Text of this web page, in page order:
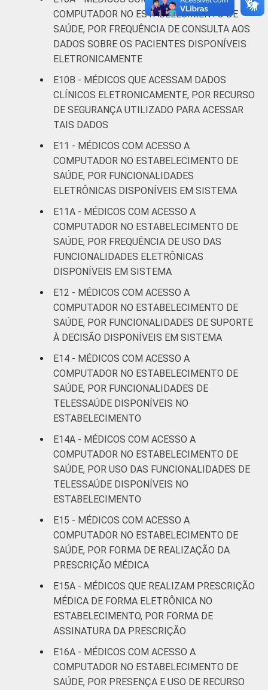
estabelecimentos de saúde brasileiros - TIC
Saúde 2017.
COMPUTADOR NO ESTABELECIMENTO DE
SAÚDE, POR FREQUÊNCIA DE CONSULTA AOS
DADOS SOBRE OS PACIENTES DISPONÍVEIS
ELETRONICAMENTE
E10B - MÉDICOS QUE ACESSAM DADOS
CLÍNICOS ELETRONICAMENTE, POR RECURSO
DE SEGURANÇA UTILIZADO PARA ACESSAR
TAIS DADOS
E11 - MÉDICOS COM ACESSO A
COMPUTADOR NO ESTABELECIMENTO DE
SAÚDE, POR FUNCIONALIDADES
ELETRÔNICAS DISPONÍVEIS EM SISTEMA
E11A - MÉDICOS COM ACESSO A
COMPUTADOR NO ESTABELECIMENTO DE
SAÚDE, POR FREQUÊNCIA DE USO DAS
FUNCIONALIDADES ELETRÔNICAS
DISPONÍVEIS EM SISTEMA
E12 - MÉDICOS COM ACESSO A
COMPUTADOR NO ESTABELECIMENTO DE
SAÚDE, POR FUNCIONALIDADES DE SUPORTE
À DECISÃO DISPONÍVEIS EM SISTEMA
E14 - MÉDICOS COM ACESSO A
COMPUTADOR NO ESTABELECIMENTO DE
SAÚDE, POR FUNCIONALIDADES DE
TELESSAÚDE DISPONÍVEIS NO
ESTABELECIMENTO
E14A - MÉDICOS COM ACESSO A
COMPUTADOR NO ESTABELECIMENTO DE
SAÚDE, POR USO DAS FUNCIONALIDADES DE
TELESSAÚDE DISPONÍVEIS NO
ESTABELECIMENTO
E15 - MÉDICOS COM ACESSO A
COMPUTADOR NO ESTABELECIMENTO DE
SAÚDE, POR FORMA DE REALIZAÇÃO DA
PRESCRIÇÃO MÉDICA
E15A - MÉDICOS QUE REALIZAM PRESCRIÇÃO
MÉDICA DE FORMA ELETRÔNICA NO
ESTABELECIMENTO, POR FORMA DE
ASSINATURA DA PRESCRIÇÃO
E16A - MÉDICOS COM ACESSO A
COMPUTADOR NO ESTABELECIMENTO DE
SAÚDE, POR PRESENÇA E USO DE RECURSO